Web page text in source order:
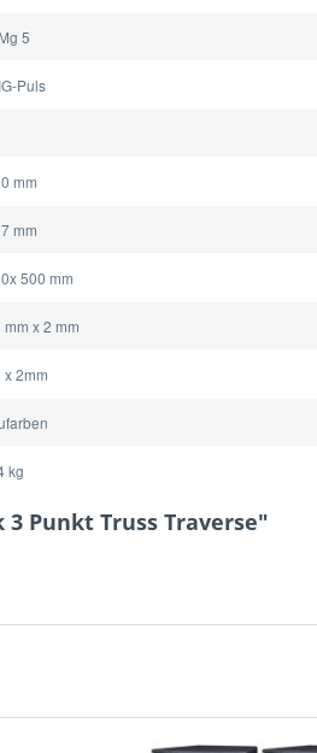
5
Puls
mm
mm
500 mm
mm x 2 mm
x 2mm
kg
Punkt Truss Traverse"